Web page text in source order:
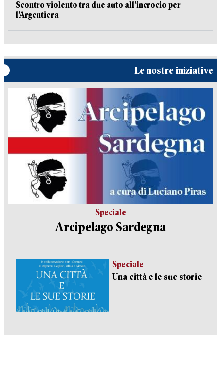
Scontro violento tra due auto all’incrocio per
l’Argentiera
Le nostre iniziative
Speciale
Arcipelago Sardegna
Speciale
Una città e le sue storie